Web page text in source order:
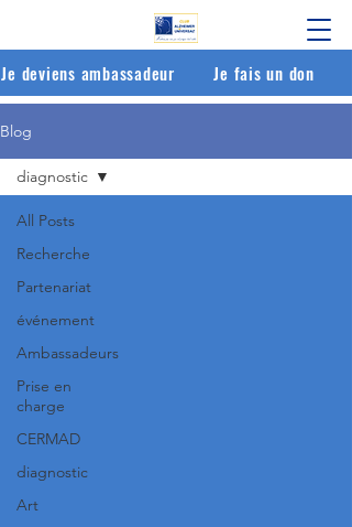
Je fais un don
Je deviens ambassadeur
Blog
All Posts
Recherche
Partenariat
événement
Ambassadeurs
Prise en
charge
CERMAD
diagnostic
Art
diagnostic